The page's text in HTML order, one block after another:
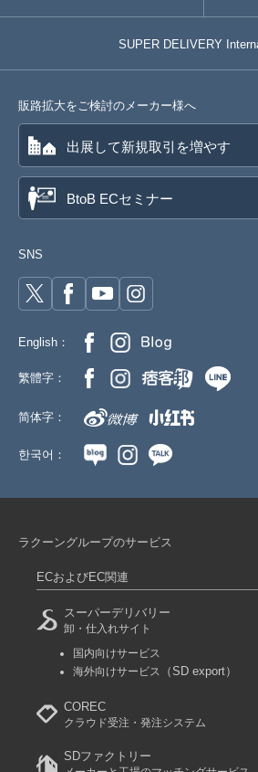
SUPER DELIVERY
販路拡大をご検討のメーカー様へ
出展して新規取引を増やす
BtoB ECセミナー
SNS
English：
繁體字：
简体字：
한국어：
ラクーングループのサービス
ECおよびEC関連
スーパーデリバリー
卸・仕入れサイト
国内向けサービス
海外向けサービス
（SD export）
COREC
クラウド受注・発注システム
SDファクトリー